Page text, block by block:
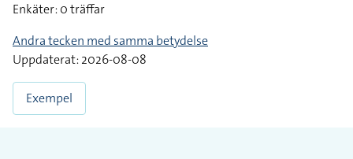
Enkäter: 0 träffar
Andra tecken med samma betydelse
Uppdaterat: 2026-08-08
Exempel